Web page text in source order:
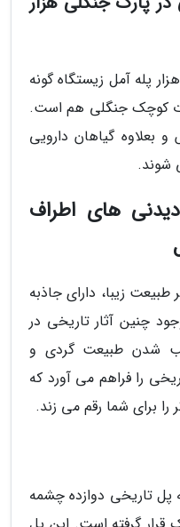
پله آمل زیستگاه گونه
کوچک جنگلی هم است.
و بعلاوه گیاهان دارویی
شوند.
های اطراف
طبیعت زیبا، دارای جاذبه
چنین آثار تاریخی در
شدن طبیعت گردی و
را فراهم می آورد که
برای شما رقم می زند.
پل تاریخی دوازده چشمه